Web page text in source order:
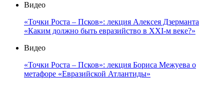
Видео
«Точки Роста – Псков»: лекция Алексея Дзерманта
«Каким должно быть евразийство в XXI-м веке?»
Видео
«Точки Роста – Псков»: лекция Бориса Межуева о
метафоре «Евразийской Атлантиды»